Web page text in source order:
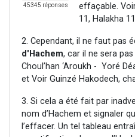
45345 réponses
effaçable.
11, Halakha
2. Cependant, il ne faut pas
d'Hachem, car il ne sera
Choul’han ‘Aroukh - Yoré
et Voir Guinzé Hakodech,
3. Si cela a été fait par
nom d’Hachem et signaler
l’effacer. Un tel tableau